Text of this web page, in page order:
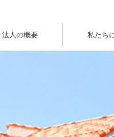
法人の概要 私たち